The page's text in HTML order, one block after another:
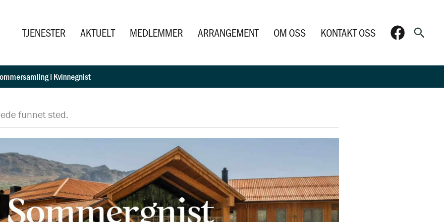
TJENESTER AKTUELT MEDLEMMER ARRANGEMENT OM OSS KONTAKT OSS Søk
i Kvinnegnist
funnet sted.